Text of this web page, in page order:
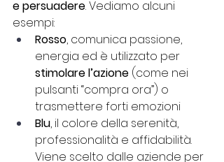
e persuadere. Vediamo alcuni
esempi:
Rosso, comunica passione,
energia ed è utilizzato per
stimolare l’azione (come nei
pulsanti “compra ora”) o
trasmettere forti emozioni
Blu, il colore della serenità,
professionalità e affidabilità.
Viene scelto dalle aziende per